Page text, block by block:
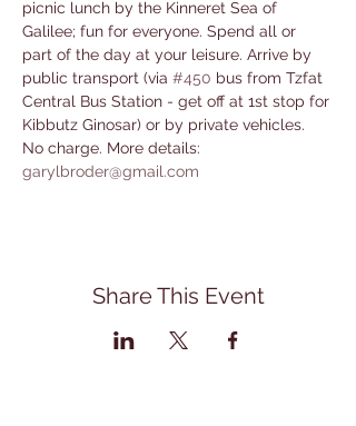
picnic lunch by the Kinneret Sea of
Galilee; fun for everyone. Spend all or
part of the day at your leisure. Arrive by
public transport (via #450 bus from Tzfat
Central Bus Station - get off at 1st stop for
Kibbutz Ginosar) or by private vehicles.
No charge. More details:
garylbroder@gmail.com
Share This Event